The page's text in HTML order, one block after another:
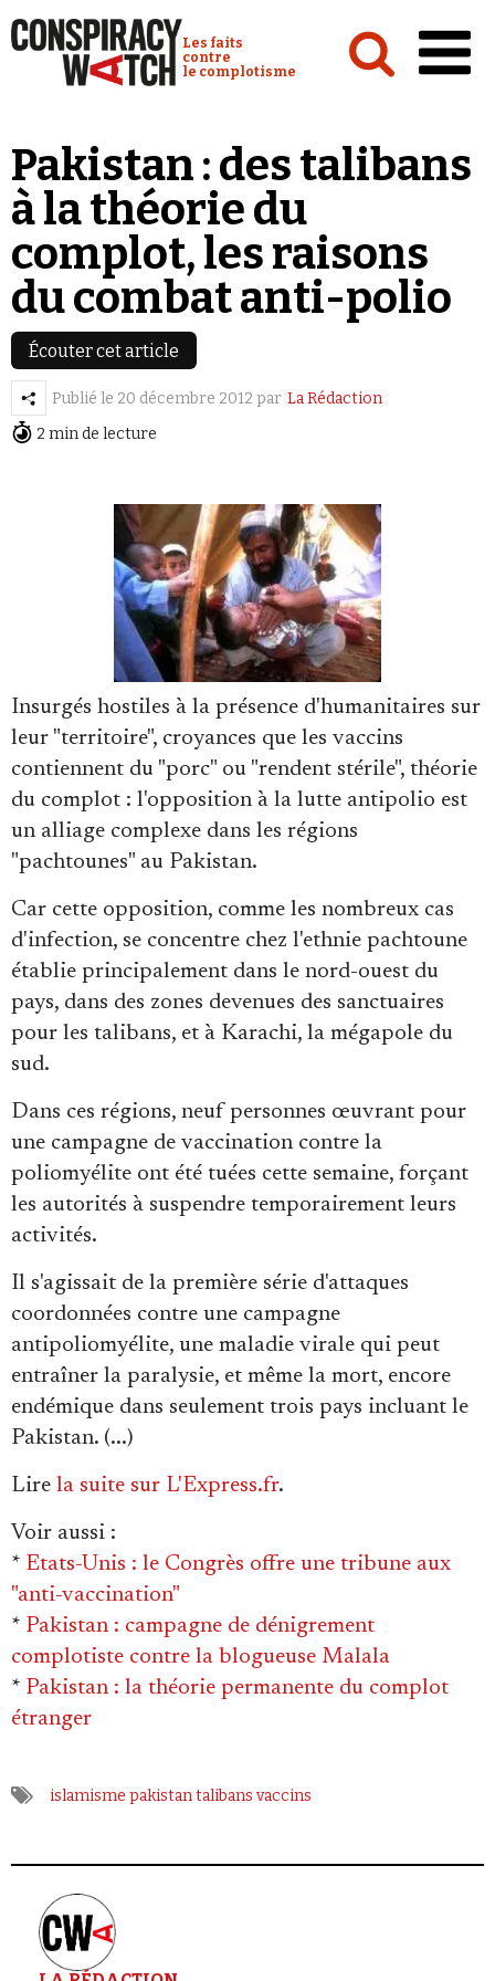
Conspiracy Watch :
Les faits
contre
le complotisme
Analyses
Conspipédia
Vidéos
Émissions
Revues de presse
Faire un don
Demander à Vera
Se connecter
Pakistan : des talibans
à la théorie du
complot, les raisons
du combat anti-polio
Écouter cet article
Publié le 20 décembre 2012 par La Rédaction
2 min de lecture
Insurgés hostiles à la présence d'humanitaires sur
leur "territoire", croyances que les vaccins
contiennent du "porc" ou "rendent stérile", théorie
du complot : l'opposition à la lutte antipolio est
un alliage complexe dans les régions
"pachtounes" au Pakistan.
Car cette opposition, comme les nombreux cas
d'infection, se concentre chez l'ethnie pachtoune
établie principalement dans le nord-ouest du
pays, dans des zones devenues des sanctuaires
pour les talibans, et à Karachi, la mégapole du
sud.
Dans ces régions, neuf personnes œuvrant pour
une campagne de vaccination contre la
poliomyélite ont été tuées cette semaine, forçant
les autorités à suspendre temporairement leurs
activités.
Il s'agissait de la première série d'attaques
coordonnées contre une campagne
antipoliomyélite, une maladie virale qui peut
entraîner la paralysie, et même la mort, encore
endémique dans seulement trois pays incluant le
Pakistan. (...)
Lire la suite sur L'Express.fr.
Voir aussi :
* Etats-Unis : le Congrès offre une tribune aux
"anti-vaccination"
* Pakistan : campagne de dénigrement
* Pakistan : la théorie permanente du complot
étranger
islamisme pakistantalibans vaccins